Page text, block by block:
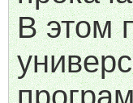
В этом